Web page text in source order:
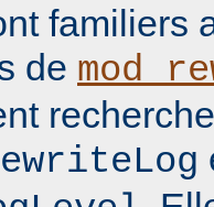
familiers
de